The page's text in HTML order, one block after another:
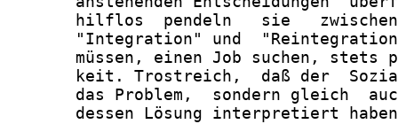
hilflos  pendeln   sie
"Integration" und
müssen, einen Job suchen, stets
keit. Trostreich,  daß der
das Problem,  sondern gleich
dessen Lösung interpretiert